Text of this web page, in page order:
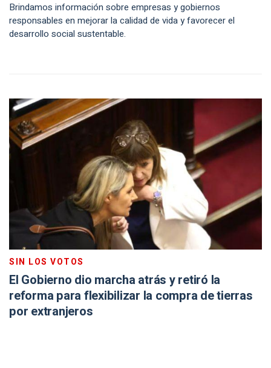
Brindamos información sobre empresas y gobiernos
responsables en mejorar la calidad de vida y favorecer el
desarrollo social sustentable.
SIN LOS VOTOS
El Gobierno dio marcha atrás y retiró la
reforma para flexibilizar la compra de tierras
por extranjeros